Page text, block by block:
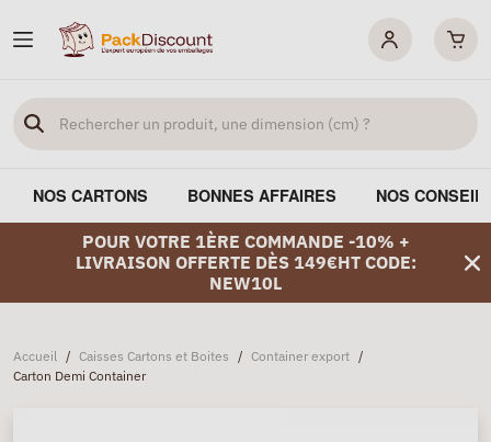
NOS CARTONS BONNES AFFAIRES NOS
POUR VOTRE 1ÈRE COMMANDE -10% +
LIVRAISON OFFERTE DÈS 149€HT CODE:
NEW10L
Accueil / Caisses Cartons et Boites / Container export /
Carton Demi Container